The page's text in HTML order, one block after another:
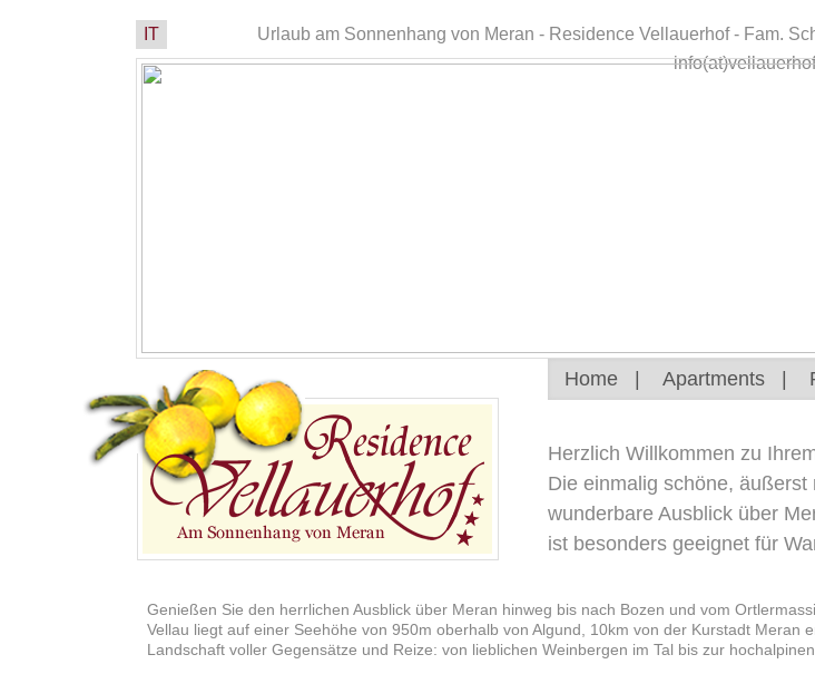
IT
Urlaub am Sonnenhang von Meran - Residence Vellauerhof - Fam.
Home Apartments
Herzlich Willkommen zu
Die einmalig schöne,
wunderbare Ausblick über
ist besonders geeignet für
Genießen Sie den herrlichen Ausblick über Meran hinweg bis nach Bozen und vom
Vellau liegt auf einer Seehöhe von 950m oberhalb von Algund, 10km von der Kurstadt
Landschaft voller Gegensätze und Reize: von lieblichen Weinbergen im Tal bis zur